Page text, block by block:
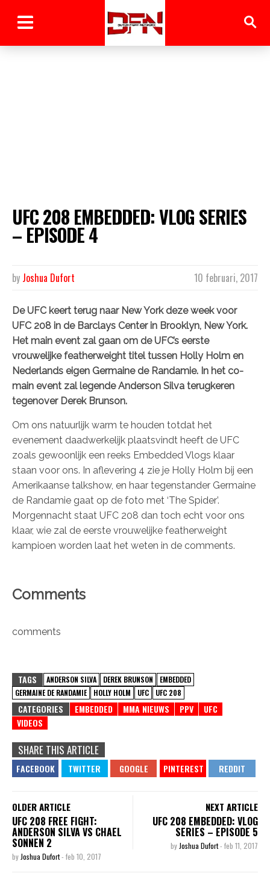
UFC 208 EMBEDDED: VLOG SERIES
– EPISODE 4
10 februari, 2017
by Joshua Dufort
De UFC keert terug naar New York deze week voor
UFC 208 in de Barclays Center in Brooklyn, New York.
Het main event zal gaan om de UFC’s eerste
vrouwelijke featherweight titel tussen Holly Holm en
Nederlands eigen Germaine de Randamie. In het co-
main event zal legende Anderson Silva terugkeren
tegenover Derek Brunson.
Om ons natuurlijk warm te houden totdat het
evenement daadwerkelijk plaatsvindt heeft de UFC
zoals gewoonlijk een reeks Embedded Vlogs klaar
staan voor ons. In aflevering 4 zie je Holly Holm bij een
Amerikaanse talkshow, en haar tegenstander Germaine
de Randamie gaat op de foto met ‘The Spider’.
Morgennacht staat UFC 208 dan toch echt voor ons
klaar, wie zal de eerste vrouwelijke featherweight
kampioen worden laat het weten in de comments.
Comments
comments
TAGS ANDERSON SILVA DEREK BRUNSON
EMBEDDED
GERMAINE DE RANDAMIE
HOLLY HOLM UFC UFC 208
CATEGORIES EMBEDDED MMA NIEUWS PPV
UFC
VIDEOS
SHARE THIS ARTICLE
OLDER ARTICLE
UFC 208 FREE FIGHT:
ANDERSON SILVA VS CHAEL
SONNEN 2
by Joshua Dufort- feb 10, 2017
NEXT ARTICLE
UFC 208 EMBEDDED: VLOG
SERIES – EPISODE 5
by Joshua Dufort- feb 11, 2017